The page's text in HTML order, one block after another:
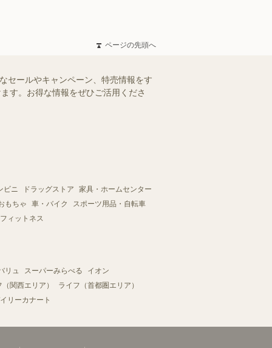
ページの先頭へ
セールやキャンペーン、特売情報をす
す。お得な情報をぜひご活用くださ
ビニ ドラッグストア
家具・ホームセンター
もちゃ 車・バイク
スポーツ用品・自転車
ィットネス
リュ スーパーみらべる
イオン
関西エリア）
ライフ（首都圏エリア）
リーカナート